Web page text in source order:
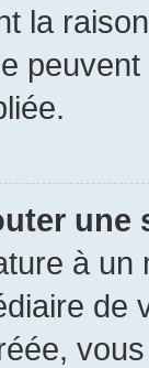
la
une
à un